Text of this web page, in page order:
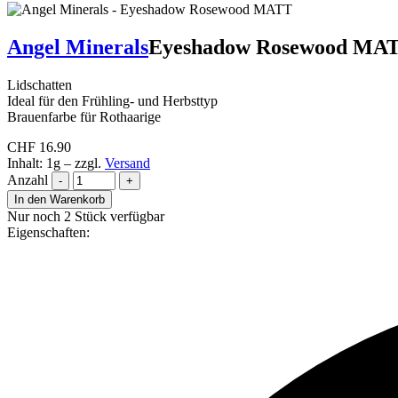
Angel MineralsEyeshadow Rosewood
Lidschatten
Ideal für den Frühling- und Herbsttyp
Brauenfarbe für Rothaarige
CHF 16.90
Inhalt: 1g – zzgl. Versand
Anzahl
-
+
In den Warenkorb
Nur noch 2 Stück verfügbar
Eigenschaften: